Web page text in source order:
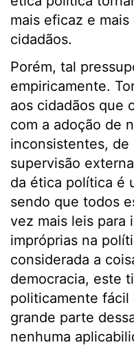
mais eficaz e
cidadãos.
Porém, tal
empiricamente.
aos cidadãos que
com a adoção de
inconsistentes,
supervisão
da ética política é
sendo que todos
vez mais leis para
impróprias na
considerada a
democracia, este
politicamente fácil
grande parte
nenhuma